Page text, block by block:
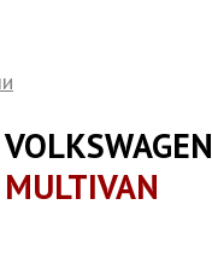
VOLKSWAGEN
MULTIVAN